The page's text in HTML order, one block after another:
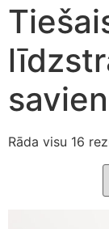
Rāda visu 16